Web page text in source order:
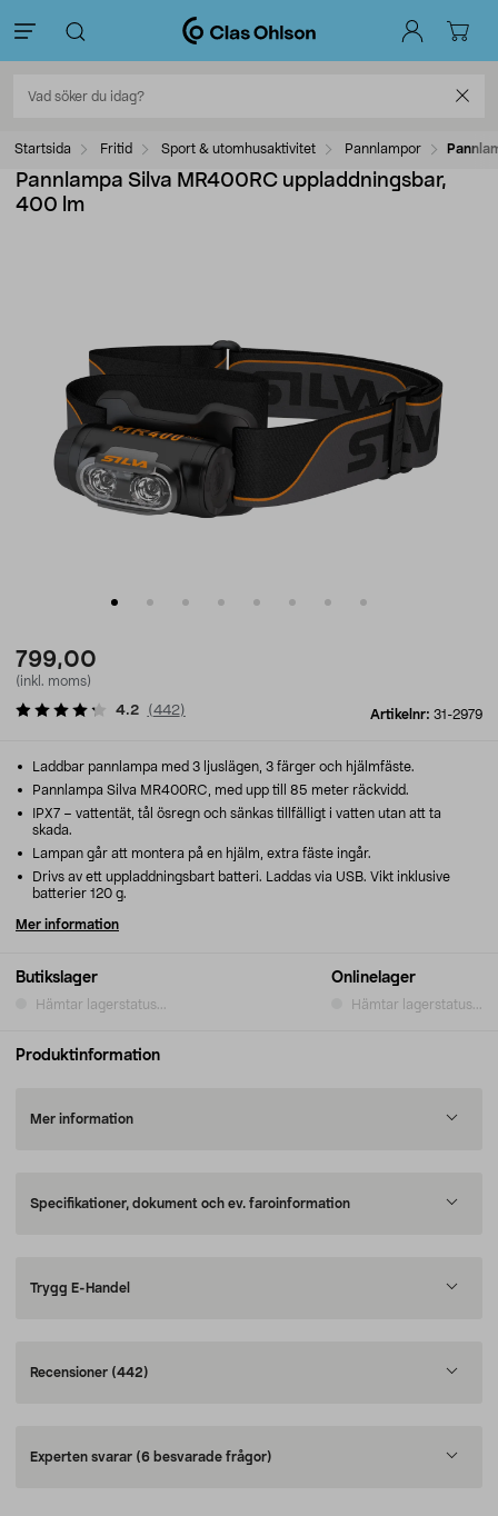
Startsida Fritid Sport & utomhusaktivitet Pannlampor
Pannlampa Silva MR400RC uppladdningsbar,
400 lm
799,00
(inkl. moms)
Artikelnr: 31-2979
4.2 (442)
Butikslager
Hämtar lagerstatus...
Onlinelager
Hämtar lagerstatus...
Laddbar pannlampa med 3 ljuslägen, 3 färger och hjälmfäste.
Pannlampa Silva MR400RC, med upp till 85 meter räckvidd.
IPX7 – vattentät, tål ösregn och sänkas tillfälligt i vatten utan att ta
skada.
Lampan går att montera på en hjälm, extra fäste ingår.
Drivs av ett uppladdningsbart batteri. Laddas via USB. Vikt inklusive
batterier 120 g.
Mer information
Produktinformation
Mer information
Specifikationer, dokument och ev. faroinformation
Trygg E-Handel
Recensioner (442)
Experten svarar (6 besvarade frågor)